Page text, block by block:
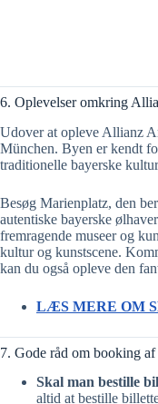
6. Oplevelser omkring
Udover at opleve Allianz
München. Byen er kendt
traditionelle bayerske
Besøg Marienplatz, den
autentiske bayerske
fremragende museer og
kultur og kunstscene.
kan du også opleve den
LÆS MERE OM
7. Gode råd om booking
Skal man bestille
altid at bestille